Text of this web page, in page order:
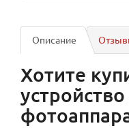
Описание
Хотите